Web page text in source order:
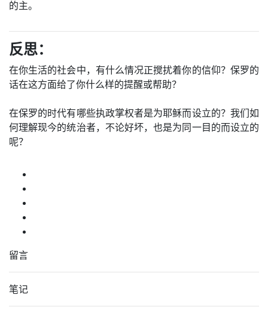
的主。
反思：
在你生活的社会中，有什么情况正搅扰着你的信仰？保罗的
话在这方面给了你什么样的提醒或帮助？
在保罗的时代有哪些执政掌权者是为耶稣而设立的？我们如
何理解现今的统治者，不论好坏，也是为同一目的而设立的
呢？
留言
笔记